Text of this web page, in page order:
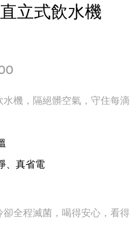
立式飲水機
水機，隔絕髒空氣，守住每滴
、真省電
全程滅菌，喝得安心，看得